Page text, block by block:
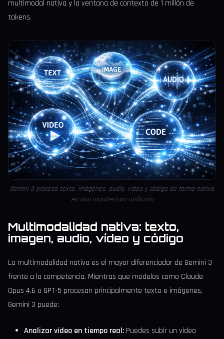
multimodal nativa y la ventana de contexto de 1 millón de
tokens.
Gemini 3 procesa texto, imágenes, audio, vídeo y código de forma nativa
en una arquitectura unificada
Multimodalidad nativa: texto,
imagen, audio, vídeo y código
La multimodalidad nativa es el mayor diferenciador de Gemini 3
frente a la competencia. Mientras que modelos como Claude
Opus 4.6 o GPT-5 procesan principalmente texto e imágenes,
Gemini 3 puede:
Analizar vídeo en tiempo real: Puedes subir un vídeo